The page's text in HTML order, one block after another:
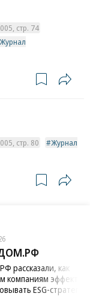
стр. 74
Журнал
стр. 80
Журнал
рассказали, как
компаниям
ESG-стратегию